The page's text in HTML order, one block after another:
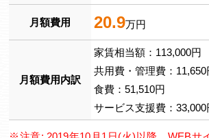
月額費用 20.9万円
月額費用内訳
家賃相当額：113,000円
共用費・管理費：11,650
食費：51,510円
サービス支援費：33,000